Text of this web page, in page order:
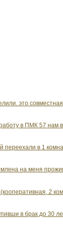
это
в ПМК 57 нам
переехали в 1
на меня
2
в брак до 30